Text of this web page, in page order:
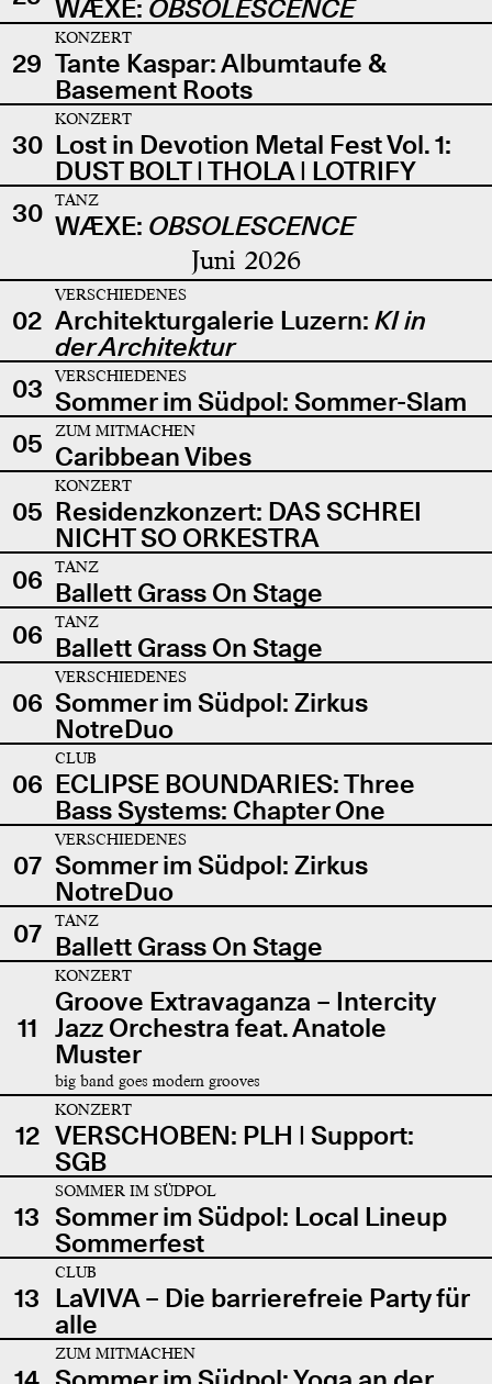
WÆXE: OBSOLESCENCE
29
KONZERT
Tante Kaspar: Albumtaufe &
Basement Roots
30
KONZERT
Lost in Devotion Metal Fest Vol. 1:
DUST BOLT | THOLA | LOTRIFY
30
TANZ
WÆXE: OBSOLESCENCE
Juni 2026
02
VERSCHIEDENES
Architekturgalerie Luzern: KI in
der Architektur
03
VERSCHIEDENES
Sommer im Südpol: Sommer-Slam
05
ZUM MITMACHEN
Caribbean Vibes
05
KONZERT
Residenzkonzert: DAS SCHREI
NICHT SO ORKESTRA
06
TANZ
Ballett Grass On Stage
06
TANZ
Ballett Grass On Stage
06
VERSCHIEDENES
Sommer im Südpol: Zirkus
NotreDuo
06
CLUB
ECLIPSE BOUNDARIES: Three
Bass Systems: Chapter One
07
VERSCHIEDENES
Sommer im Südpol: Zirkus
NotreDuo
07
TANZ
Ballett Grass On Stage
11
KONZERT
Groove Extravaganza – Intercity
Jazz Orchestra feat. Anatole
Muster
big band goes modern grooves
12
KONZERT
VERSCHOBEN: PLH | Support:
SGB
13
SOMMER IM SÜDPOL
Sommer im Südpol: Local Lineup
Sommerfest
13
CLUB
LaVIVA – Die barrierefreie Party für
alle
ZUM MITMACHEN